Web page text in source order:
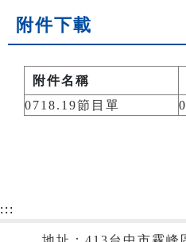
附件下載
附件名稱
0718.19節目單
:::